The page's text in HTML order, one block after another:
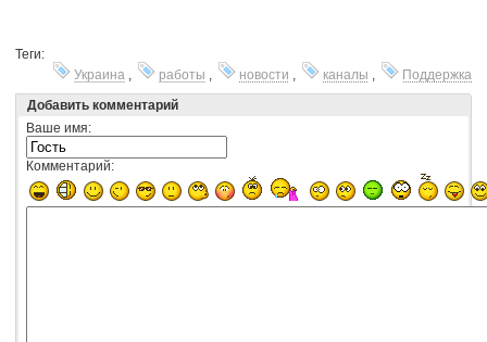
Теги:
Украина , работы , новости , каналы ,
Поддержка
Добавить комментарий
Ваше имя:
Комментарий: